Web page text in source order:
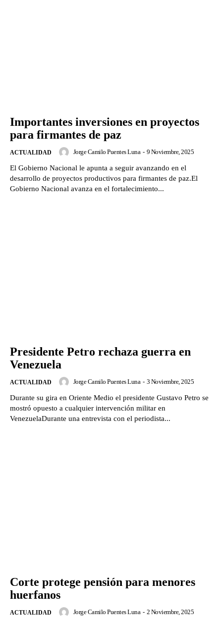
Importantes inversiones en proyectos
para firmantes de paz
ACTUALIDAD Jorge Camilo Puentes Luna - 9 Noviembre, 2025
El Gobierno Nacional le apunta a seguir avanzando en el
desarrollo de proyectos productivos para firmantes de paz.El
Gobierno Nacional avanza en el fortalecimiento...
Presidente Petro rechaza guerra en
Venezuela
ACTUALIDAD Jorge Camilo Puentes Luna - 3 Noviembre, 2025
Durante su gira en Oriente Medio el presidente Gustavo Petro se
mostró opuesto a cualquier intervención militar en
VenezuelaDurante una entrevista con el periodista...
Corte protege pensión para menores
huerfanos
ACTUALIDAD Jorge Camilo Puentes Luna - 2 Noviembre, 2025